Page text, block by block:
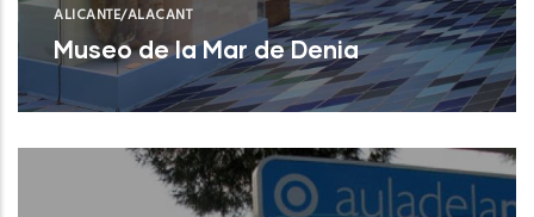
ALICANTE/ALACANT
Museo de la Mar de Denia
Museo de la Mar de DeniaNUEVO